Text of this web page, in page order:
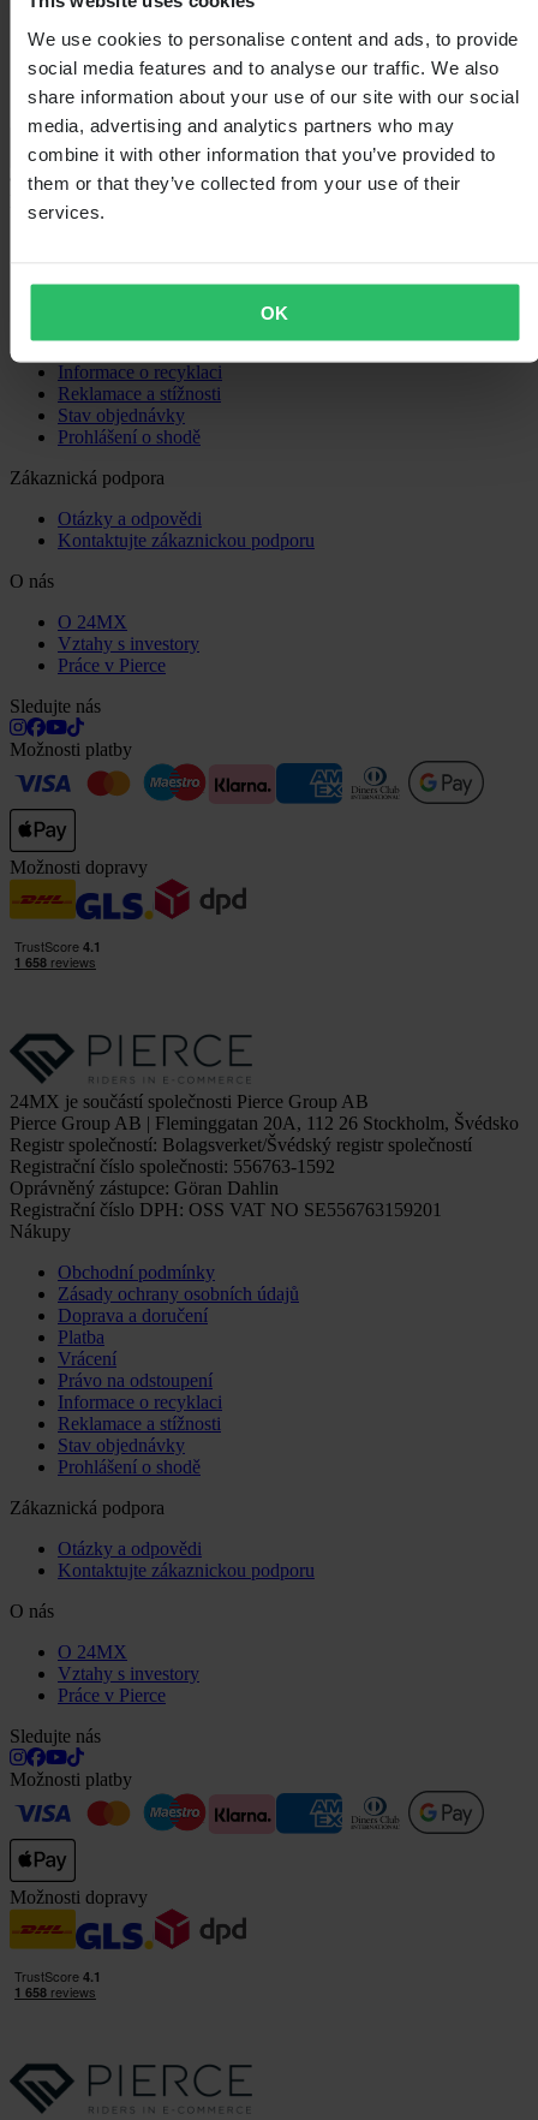
We use cookies to personalise content and ads, to provide
social media features and to analyse our traffic. We also
share information about your use of our site with our social
media, advertising and analytics partners who may
combine it with other information that you’ve provided to
them or that they’ve collected from your use of their
services.
OK
Načítání...
Nákupy
Doprava a doručení
Informace o recyklaci
Reklamace a stížnosti
Stav objednávky
Prohlášení o shodě
Zákaznická podpora
Otázky a odpovědi
Kontaktujte zákaznickou podporu
O nás
O 24MX
Vztahy s investory
Práce v Pierce
Sledujte nás
Možnosti platby
Možnosti dopravy
24MX je součástí společnosti Pierce Group AB
Pierce Group AB | Fleminggatan 20A, 112 26 Stockholm, Švédsko
Registr společností: Bolagsverket/Švédský registr společností
Registrační číslo společnosti: 556763-1592
Oprávněný zástupce: Göran Dahlin
Registrační číslo DPH: OSS VAT NO SE556763159201
Nákupy
Obchodní podmínky
Zásady ochrany osobních údajů
Doprava a doručení
Platba
Vrácení
Právo na odstoupení
Informace o recyklaci
Reklamace a stížnosti
Stav objednávky
Prohlášení o shodě
Zákaznická podpora
Otázky a odpovědi
Kontaktujte zákaznickou podporu
O nás
O 24MX
Vztahy s investory
Práce v Pierce
Sledujte nás
Možnosti platby
Možnosti dopravy